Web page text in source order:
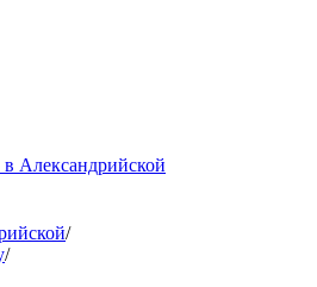
Александрийской
/
/